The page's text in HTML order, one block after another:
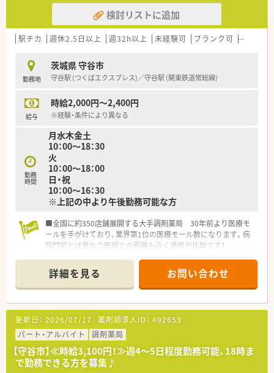
検討リストに追加
駅チカ 週休2.5日以上 週32h以上 未経験可 ブランク可 残業な
勤務地
茨城県 守谷市
守谷駅 (つくばエクスプレス)／守谷駅 (関東鉄道常総線)
給与
時給2,000円～2,400円
※経験・条件により異なる
勤務
時間
月水木金土
10：00～18：30
火
10：00～18：00
日・祝
10：00～16：30
※上記の中より午後勤務可能な方
■全国に約350店舗展開する大手調剤薬局 30年前より医療モ
ールを手がけており、業界第1位の医療モール数になります。病
院門前とは異なり医師との距離も近く連携が抜群です！
導入しています。薬剤師の業務負担を減らし、患者様の服薬管
理・指導へより注力できる体制を整えています。過誤の心配が無
い為、安心して勤務ができるメリットもあります。
■年間休日120日以上、有給取得推奨！産休育休から復帰される
方がほとんどで長く勤められる環境です
詳細を見る お問い合わせ
更新日： 2026/07/17 薬剤師求人ID： 492653
パート・アルバイト
調剤薬局
【守谷市】≪時給3,100円！≫週4～5日程度勤務可能、18時ま
で勤務できる方を募集♪